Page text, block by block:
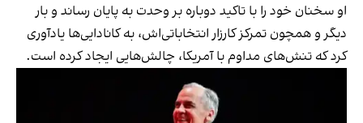
او سخنان خود را با تاکید دوباره بر وحدت به پایان رساند و بار
دیگر و همچون تمرکز کارزار انتخاباتی‌اش، به کانادایی‌ها یادآوری
کرد که تنش‌های مداوم با آمریکا، چالش‌هایی ایجاد کرده است.